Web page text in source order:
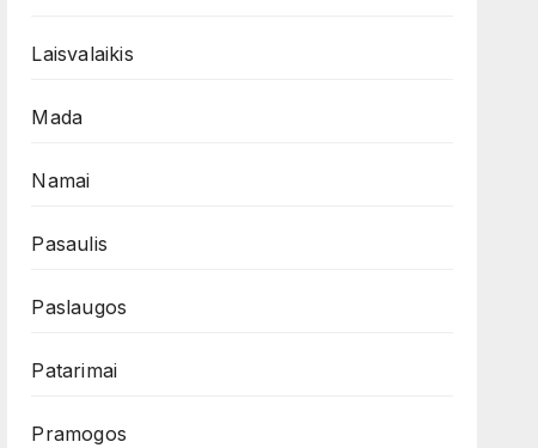
Laisvalaikis
Mada
Namai
Pasaulis
Paslaugos
Patarimai
Pramogos